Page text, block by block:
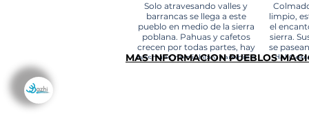
Solo atravesando valles y
barrancas se llega a este
pueblo en medio de la sierra
poblana. Pahuas y cafetos
crecen por todas partes, hay
bosques de niebla y también
limpio,
el
sierra.
se
del
MAS INFORMACION PUEBLOS